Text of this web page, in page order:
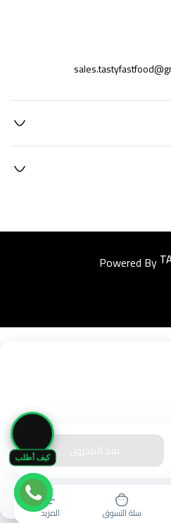
كيف أطلب نفذ المخزون
سلة التسوق المزيد
Powered By